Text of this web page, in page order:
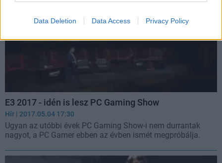
Data Deletion Data Access Privacy Policy
E3 2017 - idén is lesz PC Gaming Show
Hír | 2017.05.04 17:30
Ugyan az utóbbi évek PC Gaming Show-i nem durrantak
nagyot, a PC Gamer ebben az évben ismét megpróbálja.